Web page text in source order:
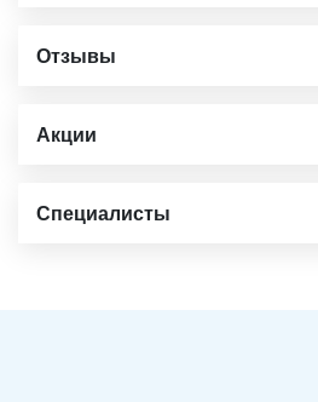
Отзывы
Акции
Специалисты